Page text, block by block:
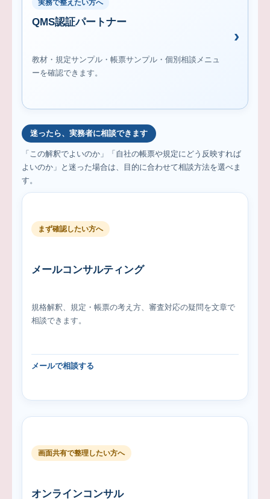
実務で整えたい方へ
QMS認証パートナー
教材・規定サンプル・帳票サンプル・個別相談メニュ
ーを確認できます。
迷ったら、実務者に相談できます
「この解釈でよいのか」「自社の帳票や規定にどう反映すれば
よいのか」と迷った場合は、目的に合わせて相談方法を選べま
す。
まず確認したい方へ
メールコンサルティング
規格解釈、規定・帳票の考え方、審査対応の疑問を文章で
相談できます。
メールで相談する
画面共有で整理したい方へ
オンラインコンサル